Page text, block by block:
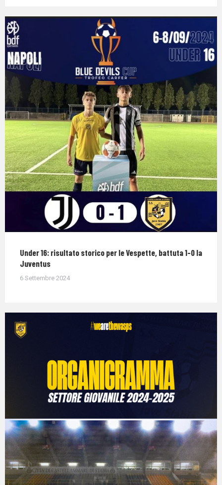
Under 16: risultato storico per le Vespette, battuta 1-0 la
Juventus
6 Settembre 2024